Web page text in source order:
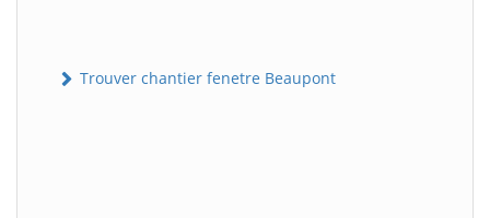
Trouver chantier fenetre Beaupont